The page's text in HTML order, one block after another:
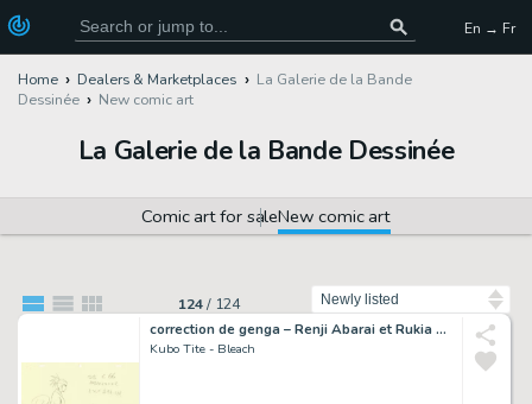
En → Fr
Home Dealers & Marketplaces
La Galerie de la Bande
Dessinée
New comic art
La Galerie de la Bande Dessinée
Comic art for saleNew comic art
124/ 124
correction de genga – Renji Abarai et Rukia Kichiki – Bleach – 4595
Kubo Tite - Bleach